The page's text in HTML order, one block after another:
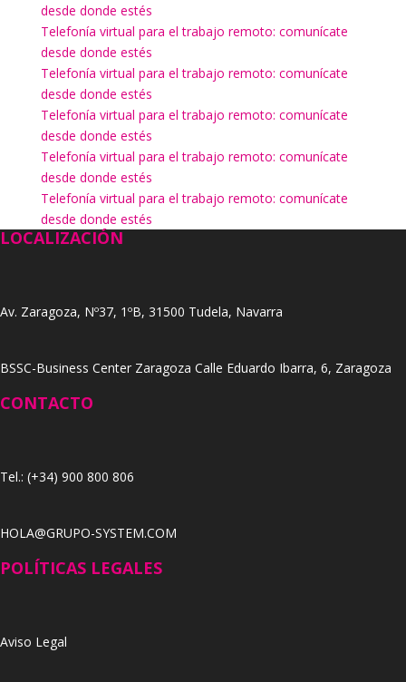
desde donde estés
Telefonía virtual para el trabajo remoto: comunícate
desde donde estés
Telefonía virtual para el trabajo remoto: comunícate
desde donde estés
Telefonía virtual para el trabajo remoto: comunícate
desde donde estés
Telefonía virtual para el trabajo remoto: comunícate
desde donde estés
Telefonía virtual para el trabajo remoto: comunícate
desde donde estés
LOCALIZACIÓN
Av. Zaragoza, Nº37, 1ºB, 31500 Tudela, Navarra
BSSC-Business Center Zaragoza Calle Eduardo Ibarra, 6, Zaragoza
CONTACTO
Tel.: (+34) 900 800 806
HOLA@GRUPO-SYSTEM.COM
POLÍTICAS LEGALES
Aviso Legal